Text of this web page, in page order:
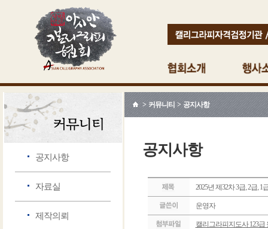
공지사항
자료실
제작의뢰
> 커뮤니티 > 공지사항
공지사항
2025년 제32차 3급, 2급,
운영자
캘리그라피지도사 123급